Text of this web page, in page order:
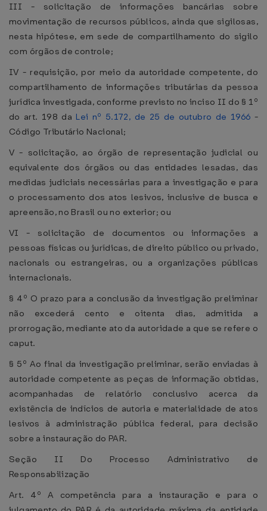
III - solicitação de informações bancárias sobre
movimentação de recursos públicos, ainda que sigilosas,
nesta hipótese, em sede de compartilhamento do sigilo
com órgãos de controle;
IV - requisição, por meio da autoridade competente, do
compartilhamento de informações tributárias da pessoa
jurídica investigada, conforme previsto no inciso II do § 1º
do art. 198 da Lei nº 5.172, de 25 de outubro de 1966 -
Código Tributário Nacional;
V - solicitação, ao órgão de representação judicial ou
equivalente dos órgãos ou das entidades lesadas, das
medidas judiciais necessárias para a investigação e para
o processamento dos atos lesivos, inclusive de busca e
apreensão, no Brasil ou no exterior; ou
VI - solicitação de documentos ou informações a
pessoas físicas ou jurídicas, de direito público ou privado,
nacionais ou estrangeiras, ou a organizações públicas
internacionais.
§ 4º O prazo para a conclusão da investigação preliminar
não excederá cento e oitenta dias, admitida a
prorrogação, mediante ato da autoridade a que se refere o
caput.
§ 5º Ao final da investigação preliminar, serão enviadas à
autoridade competente as peças de informação obtidas,
acompanhadas de relatório conclusivo acerca da
existência de indícios de autoria e materialidade de atos
lesivos à administração pública federal, para decisão
sobre a instauração do PAR.
Seção II Do Processo Administrativo de
Responsabilização
Art. 4º A competência para a instauração e para o